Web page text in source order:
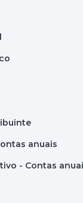
anuais
- Contas